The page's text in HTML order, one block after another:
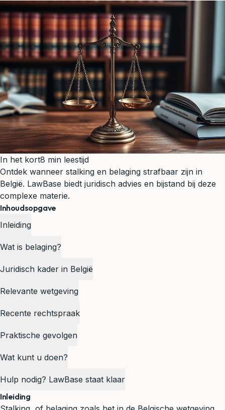
In het kort8 min leestijd
Ontdek wanneer stalking en belaging strafbaar zijn in
België. LawBase biedt juridisch advies en bijstand bij deze
complexe materie.
Inhoudsopgave
Inleiding
Wat is belaging?
Juridisch kader in België
Relevante wetgeving
Recente rechtspraak
Praktische gevolgen
Wat kunt u doen?
Hulp nodig? LawBase staat klaar
Inleiding